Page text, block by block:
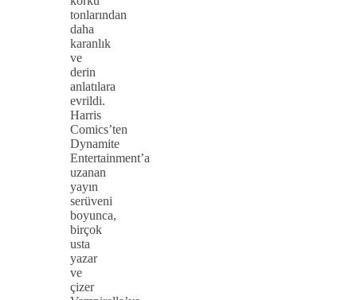
tonlarından
daha
karanlık
ve
derin
anlatılara
evrildi.
Harris
Comics’ten
Dynamite
Entertainment’a
uzanan
yayın
serüveni
boyunca,
birçok
usta
yazar
ve
çizer